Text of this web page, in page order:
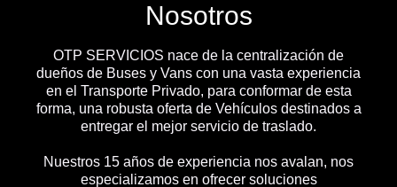
Nosotros
OTP SERVICIOS nace de la centralización de
dueños de Buses y Vans con una vasta experiencia
en el Transporte Privado, para conformar de esta
forma, una robusta oferta de Vehículos destinados a
entregar el mejor servicio de traslado.
Nuestros 15 años de experiencia nos avalan, nos
especializamos en ofrecer soluciones